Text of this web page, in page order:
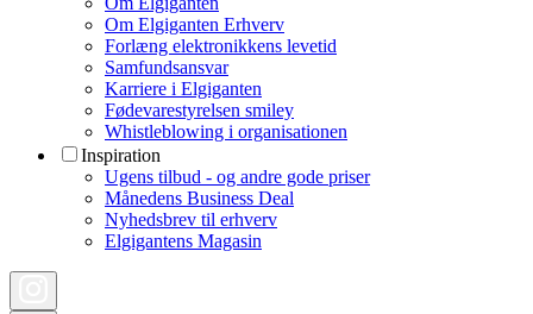
Om Elgiganten Erhverv
Forlæng elektronikkens levetid
Samfundsansvar
Karriere i Elgiganten
Fødevarestyrelsen smiley
Whistleblowing i organisationen
Inspiration
Ugens tilbud - og andre gode priser
Månedens Business Deal
Nyhedsbrev til erhverv
Elgigantens Magasin